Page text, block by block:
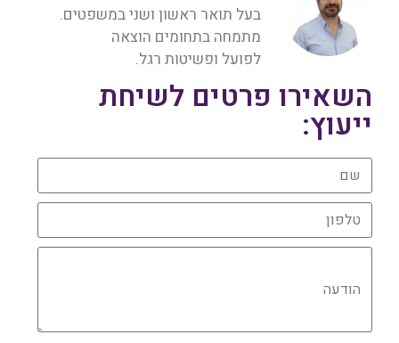
בעל תואר ראשון ושני במשפטים.
מתמחה בתחומים הוצאה
לפועל ופשיטות רגל.
השאירו פרטים לשיחת
ייעוץ:
שם
טלפון
הודעה